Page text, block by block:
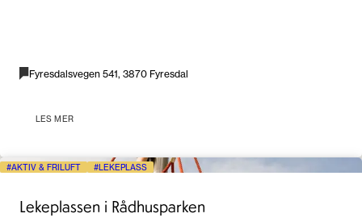
Fyresdalsvegen 541, 3870 Fyresdal
LES MER
AKTIV & FRILUFT LEKEPLASS
Lekeplassen i Rådhusparken